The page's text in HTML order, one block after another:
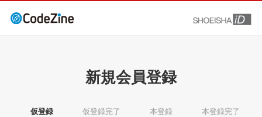
新規会員登録
仮登録 仮登録完了 本登録 本登録完了